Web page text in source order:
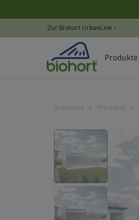
Zur Biohort UrbanLine ›
Produkte
Startseite chevron_right Produkte chevron_right